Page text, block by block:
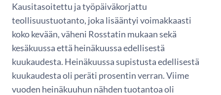
Kausitasoitettu ja työpäiväkorjattu
teollisuustuotanto, joka lisääntyi voimakkaasti
koko kevään, väheni Rosstatin mukaan sekä
kesäkuussa että heinäkuussa edellisestä
kuukaudesta. Heinäkuussa supistusta edellisestä
kuukaudesta oli peräti prosentin verran. Viime
vuoden heinäkuuhun nähden tuotantoa oli